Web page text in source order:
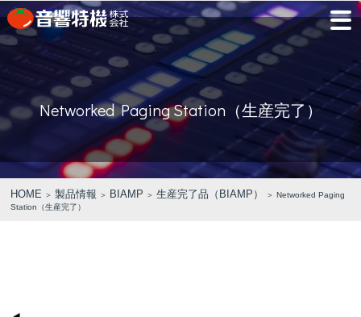
EN
PRODUCTS
製品情報
⾳響特機の特長
CONCEPT
⾳響特機の特長
特
機
の
特
モ
ル
ル
ム
PICK UP
特選情報
TRAINING
COMPANY
企業情報
概
要
営
所
社
沿
革
採
情
報
Networked Paging Station（生産完了）
HOME ＞製品情報 ＞ BIAMP ＞生産完了品（BIAMP）
＞ Networked Paging
Station（生産完了）